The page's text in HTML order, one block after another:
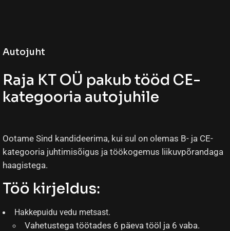
Autojuht
Raja KT OÜ pakub tööd CE-
kategooria autojuhile
Ootame Sind kandideerima, kui sul on olemas B- ja CE-
kategooria juhtimisõigus ja töökogemus liikuvpõrandaga
haagistega.
Töö kirjeldus:
Hakkepuidu vedu metsast.
Vahetustega töötades 6 päeva tööl ja 6 vaba.